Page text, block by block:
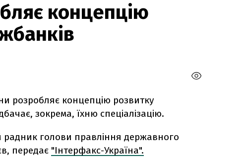
концепцію
розробляє концепцію розвитку
зокрема, їхню спеціалізацію.
голови правління державного
передає "Інтерфакс-Україна".